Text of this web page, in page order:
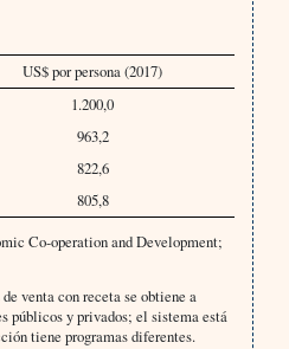
US$ por persona (2017)
1.200,0
963,2
822,6
805,8
Co-operation and Development;
venta con receta se obtiene a
públicos y privados; el sistema está
tiene programas diferentes.